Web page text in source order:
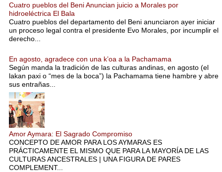
Cuatro pueblos del Beni Anuncian juicio a Morales por
hidroeléctrica El Bala
Cuatro pueblos del departamento del Beni anunciaron ayer iniciar
un proceso legal contra el presidente Evo Morales, por incumplir el
derecho...
En agosto, agradece con una k’oa a la Pachamama
Según manda la tradición de las culturas andinas, en agosto (el
lakan paxi o “mes de la boca”) la Pachamama tiene hambre y abre
sus entrañas...
Amor Aymara: El Sagrado Compromiso
CONCEPTO DE AMOR PARA LOS AYMARAS ES
PRÁCTICAMENTE EL MISMO QUE PARA LA MAYORÍA DE LAS
CULTURAS ANCESTRALES | UNA FIGURA DE PARES
COMPLEMENT...